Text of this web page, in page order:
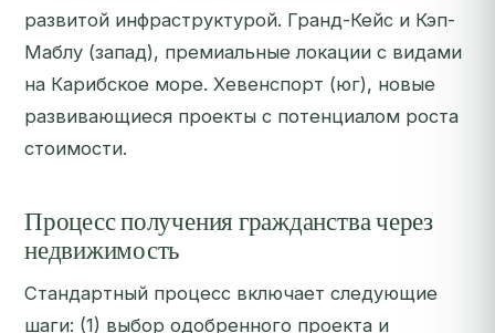
развитой инфраструктурой. Гранд-Кейс и Кэп-
Маблу (запад), премиальные локации с видами
на Карибское море. Хевенспорт (юг), новые
развивающиеся проекты с потенциалом роста
стоимости.
Процесс получения гражданства через
недвижимость
Стандартный процесс включает следующие
шаги: (1) выбор одобренного проекта и